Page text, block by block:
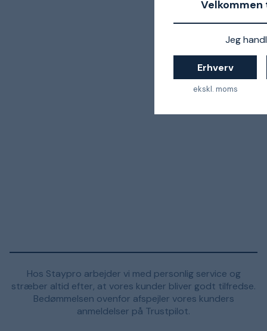
Jeg
Erhverv
ekskl. moms
Hos Staypro arbejder vi med personlig service og
stræber altid efter, at vores kunder bliver godt tilfredse.
Bedømmelsen ovenfor afspejler vores kunders
anmeldelser på Trustpilot.